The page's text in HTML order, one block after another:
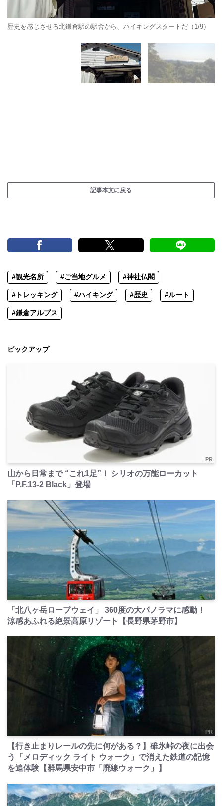
歴史を感じさせる北鎌倉駅の駅舎から、ハイキングスタートだ（1/9）
記事本文に戻る
#観光名所 #ご当地グルメ #神社仏閣
#トレッキング #ハイキング #歴史 #ルート
#鎌倉アルプス
ピックアップ
PR
山から日常まで “これ1足”！ シリオの万能ローカット
「P.F.13-2 Black」登場
PR
「北八ヶ岳ロープウェイ」 360度の大パノラマに感動！
涼感あふれる絶景高原リゾート【長野県茅野市】
PR
【行き止まりレールの先に何がある？】碓氷峠の夜に出会
う「メロディック ライト ウォーク」で消えた鉄道の記憶
を追体験【群馬県安中市「廃線ウォーク」】